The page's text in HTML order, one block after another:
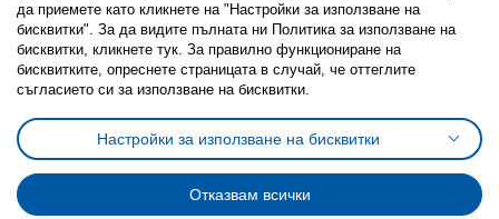
Политика за използване на бисквитки (Cookies)
Избор на настройки за използване на бисквитки
Условия за ползване на ikea.bgОбща политика за личните данни
Политика за защита на личните данни на ikea.bg
Общи условия на програма IKEA Family
Политика за защита на лични данни на програма IKEA Family
да приемете като кликнете на "Настройки за използване на
бисквитки". За да видите пълната ни Политика за използване на
бисквитки, кликнете тук. За правилно функциониране на
бисквитките, опреснете страницата в случай, че оттеглите
съгласието си за използване на бисквитки.
Настройки за използване на бисквитки
Отказвам всички